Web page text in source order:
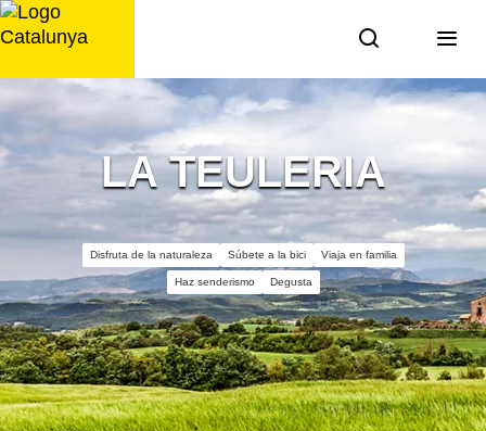
Saltar
al
LA TEULERIA
Disfruta de la naturaleza Súbete a la bici Viaja en familia
Haz senderismo Degusta